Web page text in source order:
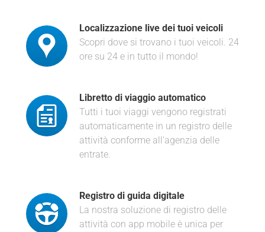
Localizzazione live dei tuoi veicoli
Scopri dove si trovano i tuoi veicoli. 24
ore su 24 e in tutto il mondo!
Libretto di viaggio automatico
Tutti i tuoi viaggi vengono registrati
automaticamente in un registro delle
attività conforme all'agenzia delle
entrate.
Registro di guida digitale
La nostra soluzione di registro delle
attività con app mobile è unica per